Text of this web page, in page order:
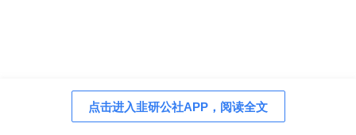
点击进入韭研公社APP，阅读全文